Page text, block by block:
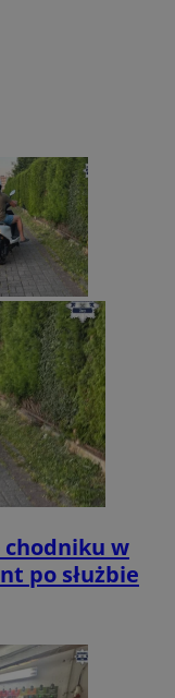
chodniku w
po służbie